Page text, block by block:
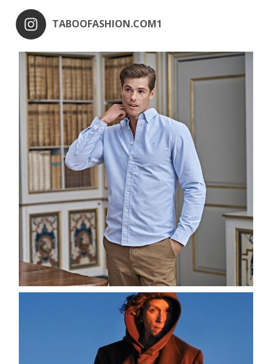
TABOOFASHION.COM1